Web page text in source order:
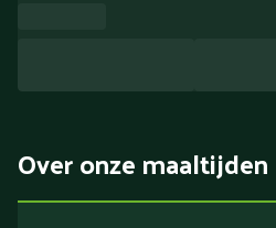
Over onze maaltijden